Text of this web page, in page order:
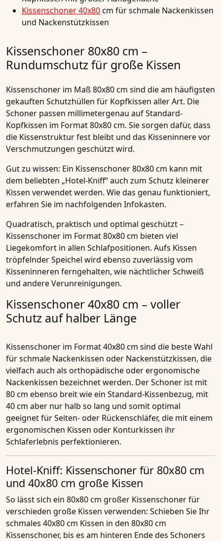
Kissenschoner 40x80cm für schmale Nackenkissen
und Nackenstützkissen
Kissenschoner 80x80 cm –
Rundumschutz für große Kissen
Kissenschoner im Maß 80x80 cm sind die am häufigsten
gekauften Schutzhüllen für Kopfkissen aller Art. Die
Schoner passen millimetergenau auf Standard-
Kopfkissen im Format 80x80 cm. Sie sorgen dafür, dass
die Kissenstruktur fest bleibt und das Kisseninnere vor
Verschmutzungen geschützt wird.
Gut zu wissen: Ein Kissenschoner 80x80 cm kann mit
dem beliebten „Hotel-Kniff“ auch zum Schutz kleinerer
Kissen verwendet werden. Wie das genau funktioniert,
erfahren Sie im nachfolgenden Infokasten.
Quadratisch, praktisch und optimal geschützt –
Kissenschoner im Format 80x80 cm bieten viel
Liegekomfort in allen Schlafpositionen. Aufs Kissen
tröpfelnder Speichel wird ebenso zuverlässig vom
Kisseninneren ferngehalten, wie nächtlicher Schweiß
und andere Verunreinigungen.
Kissenschoner 40x80 cm – voller
Schutz auf halber Länge
Kissenschoner im Format 40x80 cm sind die beste Wahl
für schmale Nackenkissen oder Nackenstützkissen, die
vielfach auch als orthopädische oder ergonomische
Nackenkissen bezeichnet werden. Der Schoner ist mit
80 cm ebenso breit wie ein Standard-Kissenbezug, mit
40 cm aber nur halb so lang und somit optimal
geeignet für Seiten- oder Rückenschläfer, die mit einem
ergonomischen Kissen oder Konturkissen ihr
Schlaferlebnis perfektionieren.
Hotel-Kniff: Kissenschoner für 80x80 cm
und 40x80 cm große Kissen
So lässt sich ein 80x80 cm großer Kissenschoner für
verschieden große Kissen verwenden: Schieben Sie Ihr
schmales 40x80 cm Kissen in den 80x80 cm
Kissenschoner, bis es am hinteren Ende des Schoners